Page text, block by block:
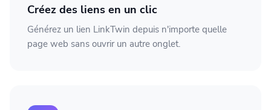
Créez des liens en un clic
Générez un lien LinkTwin depuis n'importe quelle
page web sans ouvrir un autre onglet.